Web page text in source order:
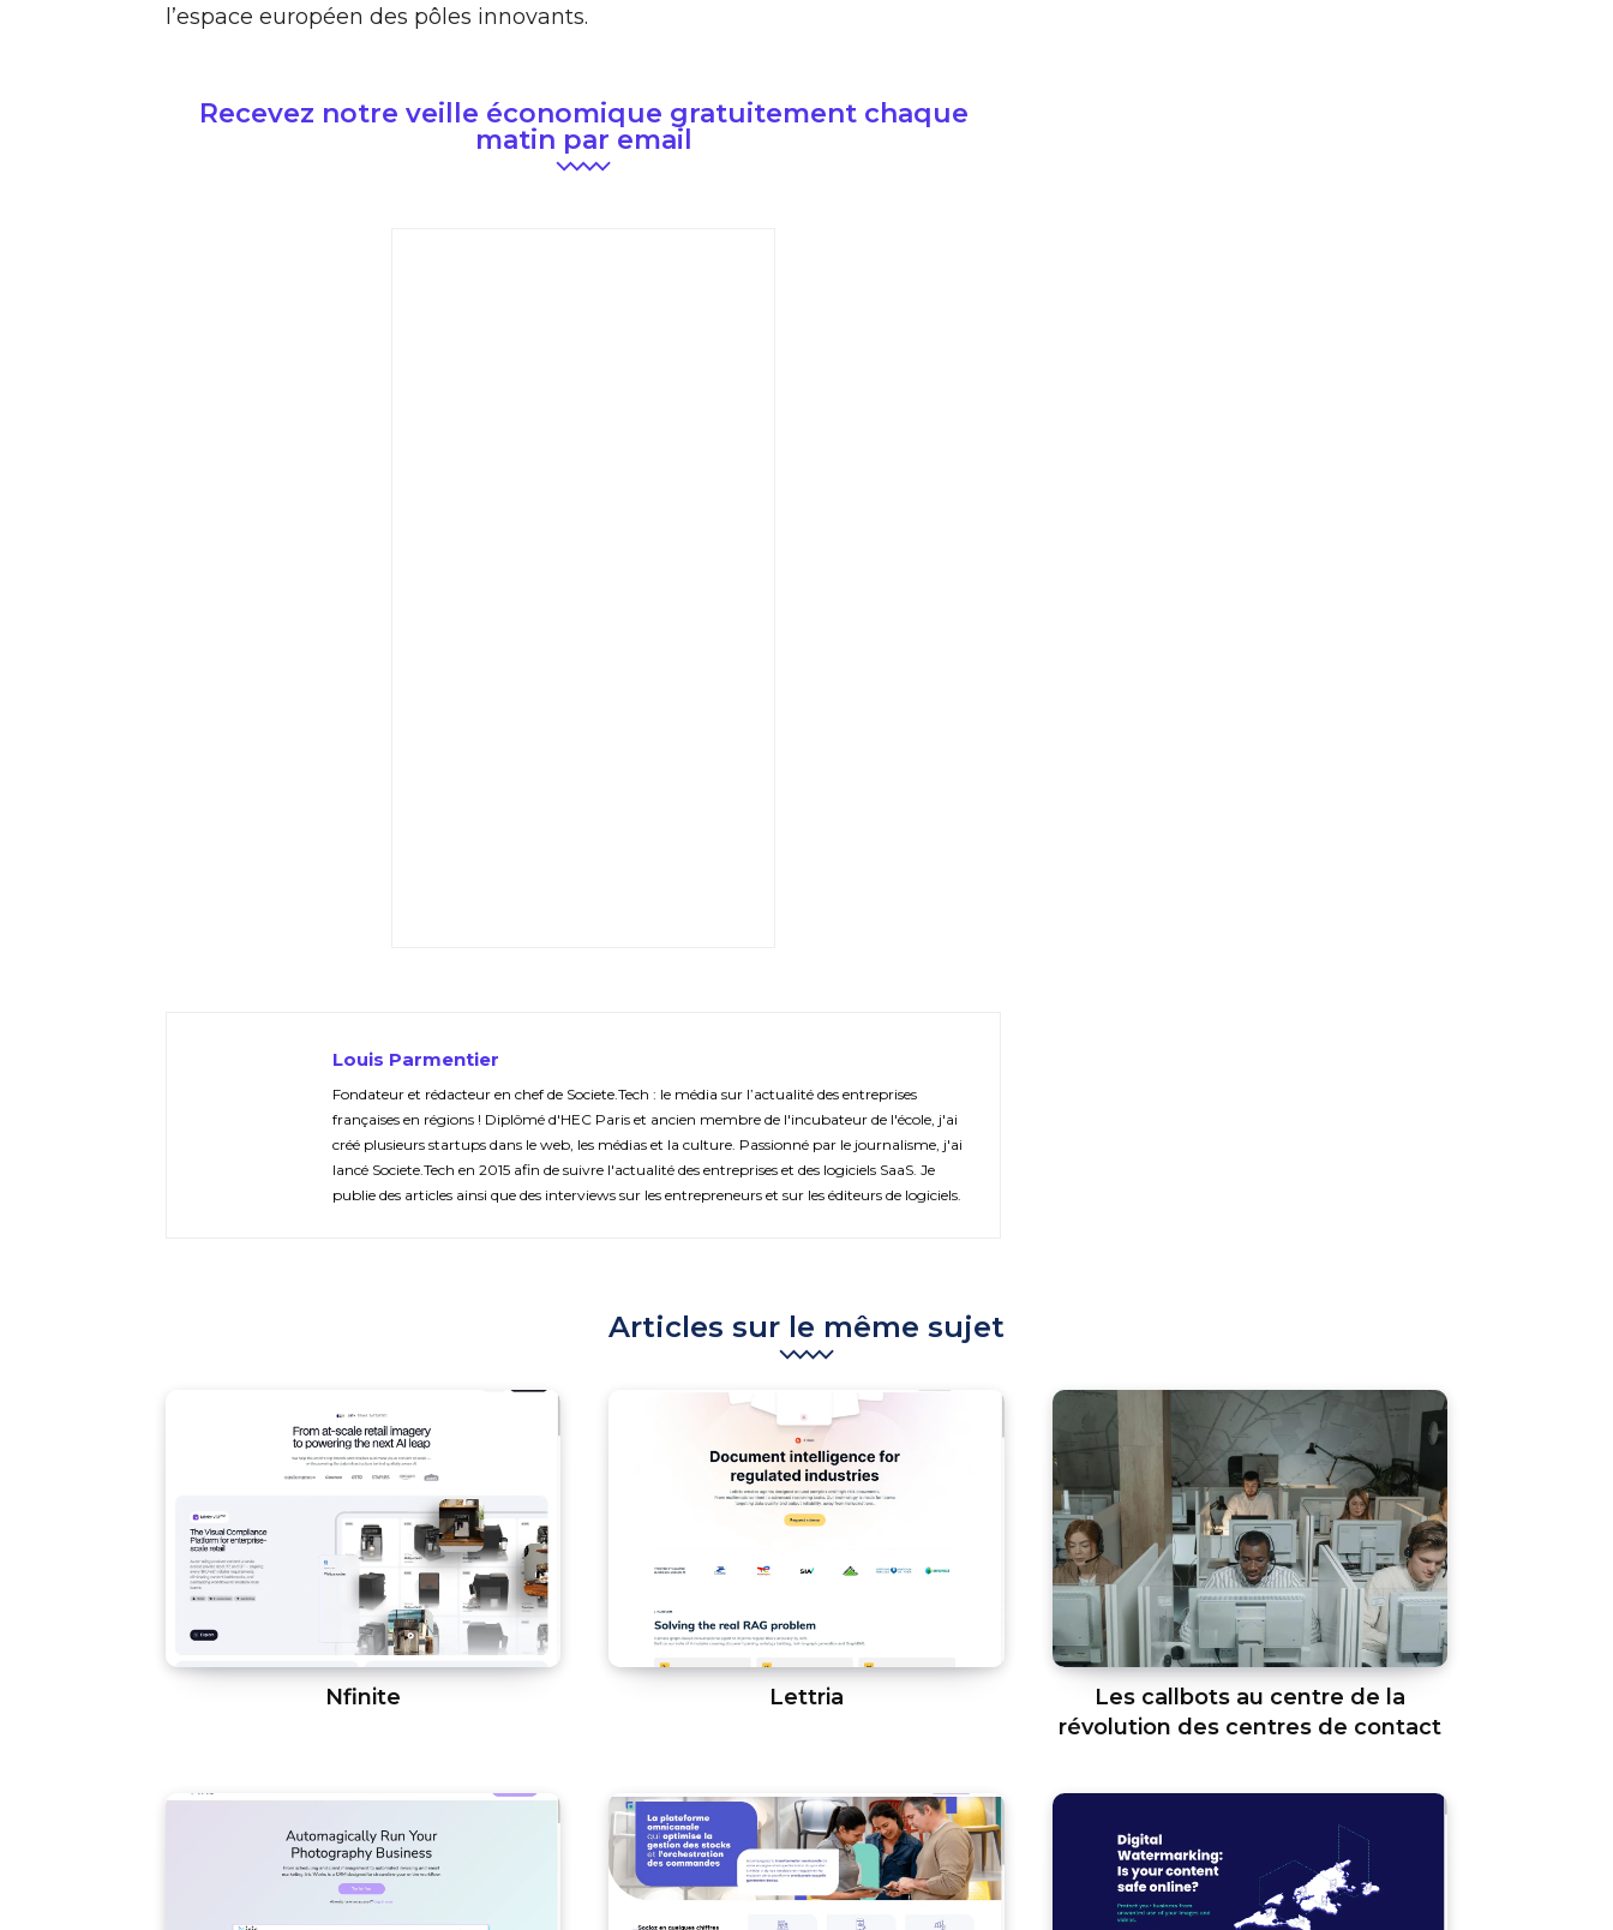
l’espace européen des pôles innovants.
Recevez notre veille économique gratuitement chaque
matin par email
Louis Parmentier
Fondateur et rédacteur en chef de Societe.Tech : le média sur l’actualité des entreprises
françaises en régions ! Diplômé d'HEC Paris et ancien membre de l'incubateur de l'école, j'ai
créé plusieurs startups dans le web, les médias et la culture. Passionné par le journalisme, j'ai
lancé Societe.Tech en 2015 afin de suivre l'actualité des entreprises et des logiciels SaaS. Je
publie des articles ainsi que des interviews sur les entrepreneurs et sur les éditeurs de logiciels.
Articles sur le même sujet
Nfinite Lettria
Les callbots au centre de la
révolution des centres de contact